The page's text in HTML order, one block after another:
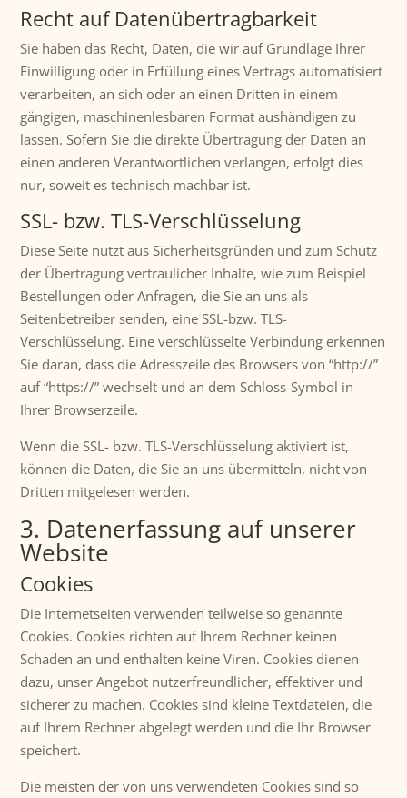
Recht auf Datenübertragbarkeit
Sie haben das Recht, Daten, die wir auf Grundlage Ihrer
Einwilligung oder in Erfüllung eines Vertrags automatisiert
verarbeiten, an sich oder an einen Dritten in einem
gängigen, maschinenlesbaren Format aushändigen zu
lassen. Sofern Sie die direkte Übertragung der Daten an
einen anderen Verantwortlichen verlangen, erfolgt dies
nur, soweit es technisch machbar ist.
SSL- bzw. TLS-Verschlüsselung
Diese Seite nutzt aus Sicherheitsgründen und zum Schutz
der Übertragung vertraulicher Inhalte, wie zum Beispiel
Bestellungen oder Anfragen, die Sie an uns als
Seitenbetreiber senden, eine SSL-bzw. TLS-
Verschlüsselung. Eine verschlüsselte Verbindung erkennen
Sie daran, dass die Adresszeile des Browsers von “http://”
auf “https://” wechselt und an dem Schloss-Symbol in
Ihrer Browserzeile.
Wenn die SSL- bzw. TLS-Verschlüsselung aktiviert ist,
können die Daten, die Sie an uns übermitteln, nicht von
Dritten mitgelesen werden.
3. Datenerfassung auf unserer
Website
Cookies
Die Internetseiten verwenden teilweise so genannte
Cookies. Cookies richten auf Ihrem Rechner keinen
Schaden an und enthalten keine Viren. Cookies dienen
dazu, unser Angebot nutzerfreundlicher, effektiver und
sicherer zu machen. Cookies sind kleine Textdateien, die
auf Ihrem Rechner abgelegt werden und die Ihr Browser
speichert.
Die meisten der von uns verwendeten Cookies sind so